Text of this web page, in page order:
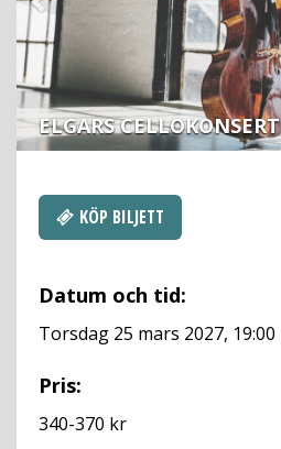
ELGARS CELLOKONSERT
KÖP BILJETT
Datum och tid:
Torsdag 25 mars 2027, 19:00
Pris:
340-370 kr